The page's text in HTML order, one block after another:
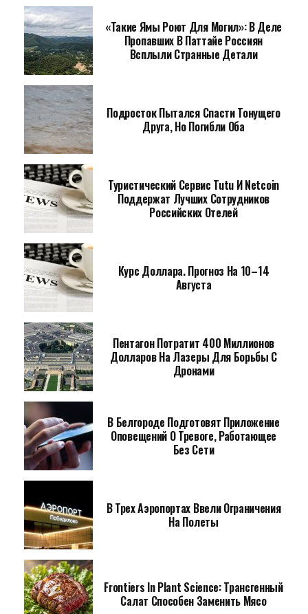
«Такие Ямы Роют Для Могил»: В Деле
Пропавших В Паттайе Россиян
Всплыли Странные Детали
Подросток Пытался Спасти Тонущего
Друга, Но Погибли Оба
Туристический Сервис Tutu И Netcoin
Поддержат Лучших Сотрудников
Российских Отелей
Курс Доллара. Прогноз На 10–14
Августа
Пентагон Потратит 400 Миллионов
Долларов На Лазеры Для Борьбы С
Дронами
В Белгороде Подготовят Приложение
Оповещений О Тревоге, Работающее
Без Сети
В Трех Аэропортах Ввели Ограничения
На Полеты
Frontiers In Plant Science: Трансгенный
Салат Способен Заменить Мясо